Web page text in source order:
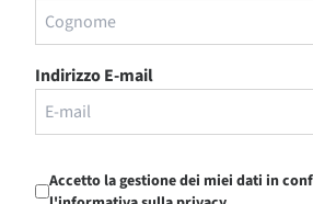
Indirizzo E-mail
Accetto la gestione dei miei dati in